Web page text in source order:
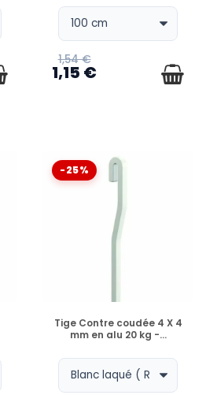
1,54 €
1,15 €
-25%
EN STOCK
Tige Contre coudée 4 X 4
mm en alu 20 kg -...